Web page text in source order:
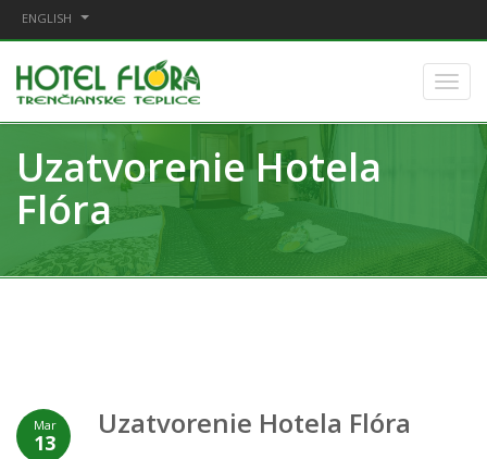
ENGLISH
Uzatvorenie Hotela
Flóra
Mar
13
Uzatvorenie Hotela Flóra